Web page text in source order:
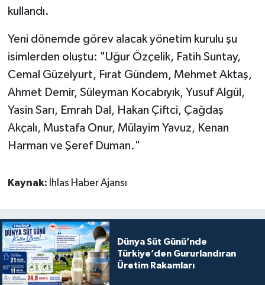
kullandı.
Yeni dönemde görev alacak yönetim kurulu şu
isimlerden oluştu: "Uğur Özçelik, Fatih Suntay,
Cemal Güzelyurt, Fırat Gündem, Mehmet Aktaş,
Ahmet Demir, Süleyman Kocabıyık, Yusuf Algül,
Yasin Sarı, Emrah Dal, Hakan Çiftci, Çağdaş
Akçalı, Mustafa Onur, Mülayim Yavuz, Kenan
Harman ve Şeref Duman."
Kaynak: İhlas Haber Ajansı
Dünya Süt Günü’nde
Türkiye’den Gururlandıran
Üretim Rakamları